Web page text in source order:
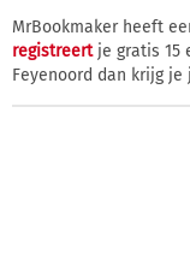
MrBookmaker heeft
registreertje gratis 15
Feyenoord dan krijg je